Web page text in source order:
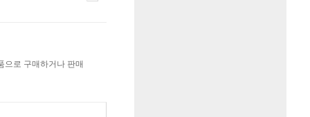
으로 구매하거나 판매